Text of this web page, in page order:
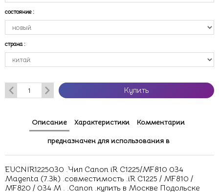
состояние :
страна :
Купить
Описание Характеристики Комментарии
предназначен для использования в
EUCNIR1225030 .Чип Canon iR C1225/MF810 034
Magenta (7.3k) .совместимость .iR C1225 / MF810 /
MF820 / 034 M . .Canon .купить в Москве Подольске